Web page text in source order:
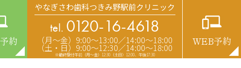
約
やなぎさわ歯科つきみ野駅前クリニック
tel. 0120-16-4618
（月〜金）9:00〜13:00／14:00〜18:00
（土・日）9:00〜12:30／14:00〜18:00
※最終受付午前（月～金）12:30（土日）12:00、午後17:30
WEB予約